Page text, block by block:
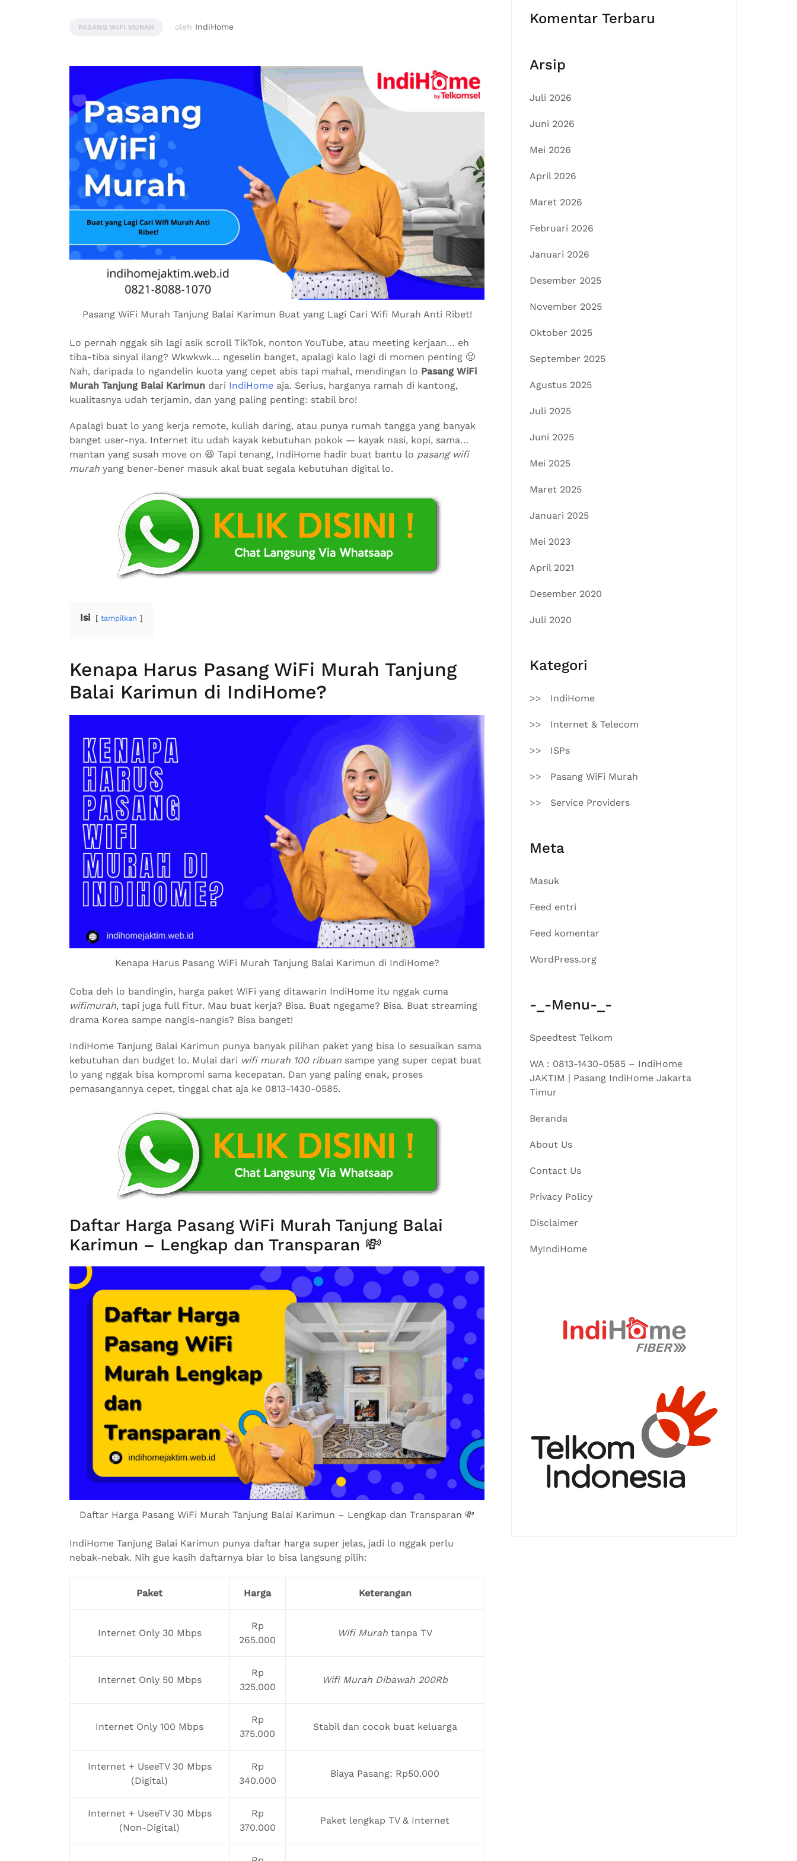
PASANG WIFI MURAH oleh IndiHome
Pasang WiFi Murah Tanjung Balai Karimun Buat yang Lagi Cari Wifi Murah Anti Ribet!
Lo pernah nggak sih lagi asik scroll TikTok, nonton YouTube, atau meeting kerjaan… eh
tiba-tiba sinyal ilang? Wkwkwk… ngeselin banget, apalagi kalo lagi di momen penting 😤
Nah, daripada lo ngandelin kuota yang cepet abis tapi mahal, mendingan lo Pasang WiFi
Murah Tanjung Balai Karimun dari IndiHome aja. Serius, harganya ramah di kantong,
kualitasnya udah terjamin, dan yang paling penting: stabil bro!
Apalagi buat lo yang kerja remote, kuliah daring, atau punya rumah tangga yang banyak
banget user-nya. Internet itu udah kayak kebutuhan pokok — kayak nasi, kopi, sama…
mantan yang susah move on 😆 Tapi tenang, IndiHome hadir buat bantu lo pasang wifi
murah yang bener-bener masuk akal buat segala kebutuhan digital lo.
Isi tampilkan
Kenapa Harus Pasang WiFi Murah Tanjung
Balai Karimun di IndiHome?
Kenapa Harus Pasang WiFi Murah Tanjung Balai Karimun di IndiHome?
Coba deh lo bandingin, harga paket WiFi yang ditawarin IndiHome itu nggak cuma
wifimurah, tapi juga full fitur. Mau buat kerja? Bisa. Buat ngegame? Bisa. Buat streaming
drama Korea sampe nangis-nangis? Bisa banget!
IndiHome Tanjung Balai Karimun punya banyak pilihan paket yang bisa lo sesuaikan sama
kebutuhan dan budget lo. Mulai dari wifi murah 100 ribuan sampe yang super cepat buat
lo yang nggak bisa kompromi sama kecepatan. Dan yang paling enak, proses
pemasangannya cepet, tinggal chat aja ke 0813-1430-0585.
Daftar Harga Pasang WiFi Murah Tanjung Balai
Karimun – Lengkap dan Transparan 💸
Daftar Harga Pasang WiFi Murah Tanjung Balai Karimun – Lengkap dan Transparan 💸
IndiHome Tanjung Balai Karimun punya daftar harga super jelas, jadi lo nggak perlu
nebak-nebak. Nih gue kasih daftarnya biar lo bisa langsung pilih:
Paket Harga Keterangan
Internet Only 30 Mbps
Rp
265.000
Wifi Murah tanpa TV
Internet Only 50 Mbps
Rp
325.000
Wifi Murah Dibawah 200Rb
Internet Only 100 Mbps
Rp
375.000
Stabil dan cocok buat keluarga
Internet + UseeTV 30 Mbps
(Digital)
Rp
340.000
Biaya Pasang: Rp50.000
Internet + UseeTV 30 Mbps
(Non-Digital)
Rp
370.000
Paket lengkap TV & Internet
Komentar Terbaru
Arsip
Juli 2026
Juni 2026
Mei 2026
April 2026
Maret 2026
Februari 2026
Januari 2026
Desember 2025
November 2025
Oktober 2025
September 2025
Agustus 2025
Juli 2025
Juni 2025
Mei 2025
Maret 2025
Januari 2025
Mei 2023
April 2021
Desember 2020
Juli 2020
Kategori
IndiHome
Internet & Telecom
ISPs
Pasang WiFi Murah
Service Providers
Meta
Masuk
Feed entri
Feed komentar
WordPress.org
-_-Menu-_-
Speedtest Telkom
WA : 0813-1430-0585 – IndiHome
JAKTIM | Pasang IndiHome Jakarta
Timur
Beranda
About Us
Contact Us
Privacy Policy
Disclaimer
MyIndiHome